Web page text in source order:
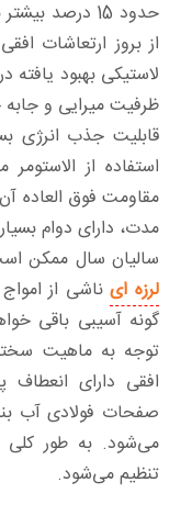
حدود 15 درصد
از بروز ارتعاشات
لاستیکی بهبود یافته
ظرفیت میرایی و
قابلیت جذب انرژی
استفاده از
مقاومت فوق العاده
مدت، دارای دوام
سالیان سال ممکن
لرزه ایناشی از امواج
گونه آسیبی باقی
توجه به ماهیت
افقی دارای
صفحات فولادی آب
می‌شود. به طور کلی
تنظیم می‌شود.